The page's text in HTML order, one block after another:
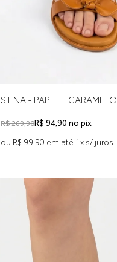
SIENA - PAPETE CARAMELO
R$ 269,90R$ 94,90 no pix
ou R$ 99,90 em até 1x s/ juros